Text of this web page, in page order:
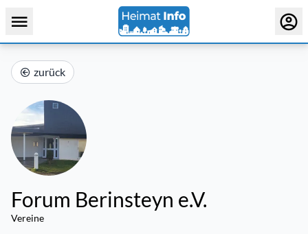
zurück
Forum Berinsteyn e.V.
Vereine